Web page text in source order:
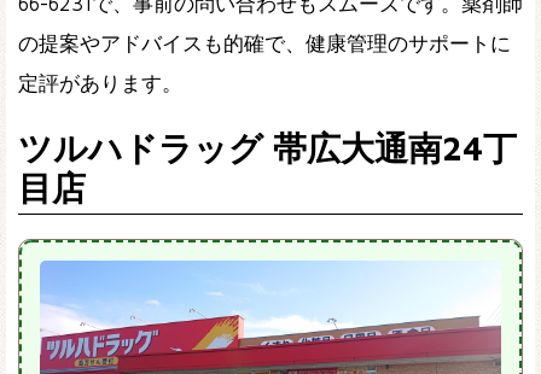
の提案やアドバイスも的確で、健康管理のサポートに
定評があります。
ツルハドラッグ 帯広大通南24丁
目店